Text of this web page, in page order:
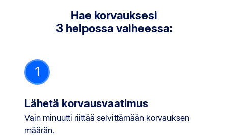
Hae korvauksesi
3 helpossa vaiheessa:
1
Lähetä korvausvaatimus
Vain minuutti riittää selvittämään korvauksen
määrän.